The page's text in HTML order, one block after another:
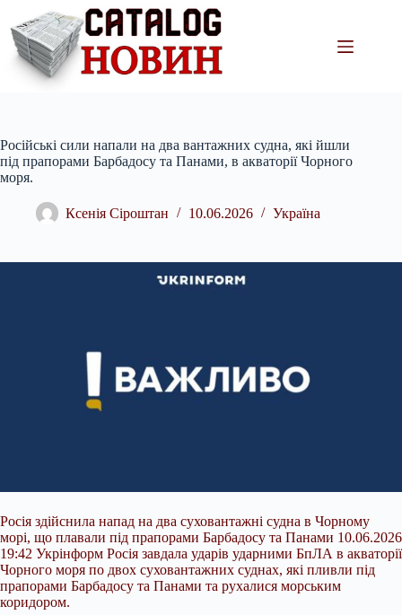
вмісту
Російські сили напали на два вантажних судна, які йшли
під прапорами Барбадосу та Панами, в акваторії Чорного
моря.
Ксенія Сіроштан 10.06.2026 Україна
Росія здійснила напад на два суховантажні судна в Чорному
морі, що плавали під прапорами Барбадосу та Панами 10.06.2026
19:42 Укрінформ Росія завдала ударів ударними БпЛА в акваторії
Чорного моря по двох суховантажних суднах, які пливли під
прапорами Барбадосу та Панами та рухалися морським
коридором.